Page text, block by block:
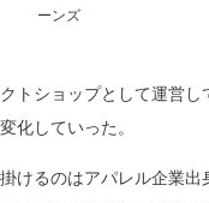
ーンズ
トショップとして運営
化していった。
けるのはアパレル企業出